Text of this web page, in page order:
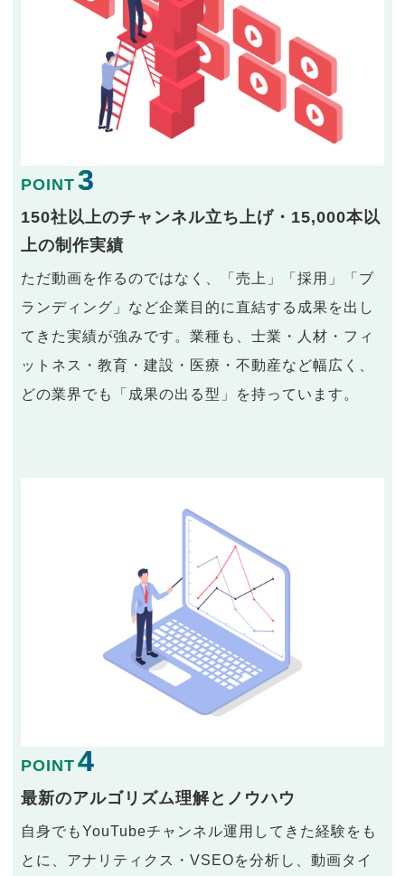
POINT 3
150社以上のチャンネル立ち上げ・15,000本以
上の制作実績
ただ動画を作るのではなく、「売上」「採用」「ブ
ランディング」など企業目的に直結する成果を出し
てきた実績が強みです。業種も、士業・人材・フィ
ットネス・教育・建設・医療・不動産など幅広く、
どの業界でも「成果の出る型」を持っています。
POINT 4
最新のアルゴリズム理解とノウハウ
自身でもYouTubeチャンネル運用してきた経験をも
とに、アナリティクス・VSEOを分析し、動画タイ